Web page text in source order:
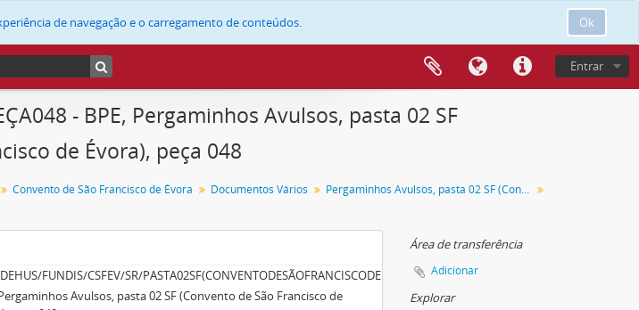
Ok
de navegação e o carregamento de conteúdos.
Entrar
- BPE, Pergaminhos Avulsos, pasta 02 SF
de Évora), peça 048
Convento de São Francisco de Évora Documentos Vários
Pergaminhos Avulsos, pasta 02 SF (Convento de São Francisco de Évora).
FUNDIS/CSFEV/SR/PASTA02SF(CONVENTODESÃOFRANCISCODEÉVORA)/PEÇA048
Avulsos, pasta 02 SF (Convento de São Francisco de
Área de transferência
Adicionar
Explorar